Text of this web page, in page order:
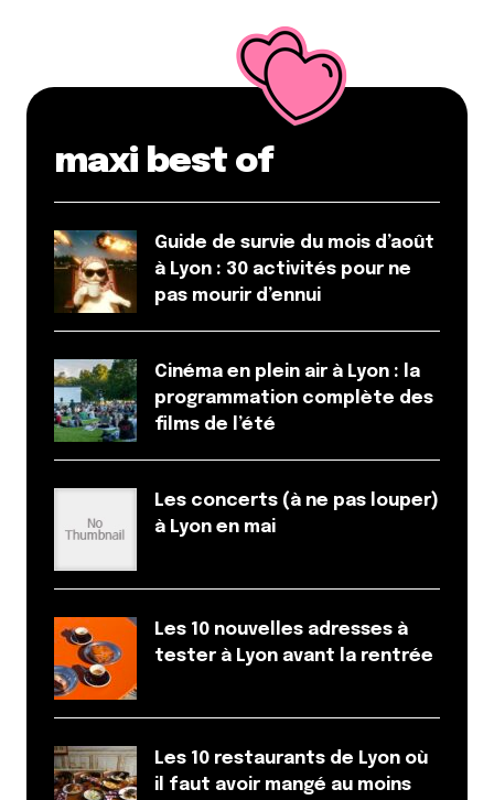
maxi best of
Guide de survie du mois d’août
à Lyon : 30 activités pour ne
pas mourir d’ennui
Cinéma en plein air à Lyon : la
programmation complète des
films de l’été
Les concerts (à ne pas louper)
à Lyon en mai
Les 10 nouvelles adresses à
tester à Lyon avant la rentrée
Les 10 restaurants de Lyon où
il faut avoir mangé au moins